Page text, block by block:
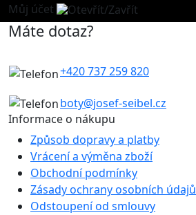
Můj účet
Máte dotaz?
+420 737 259 820
boty@josef-seibel.cz
Informace o nákupu
Způsob dopravy a platby
Vrácení a výměna zboží
Obchodní podmínky
Zásady ochrany osobních údajů
Odstoupení od smlouvy